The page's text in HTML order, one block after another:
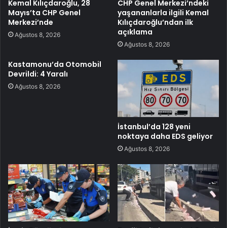
Kemal Kılıçdaroğlu, 28
Mayıs’ta CHP Genel
Merkezi’nde
Ağustos 8, 2026
CHP Genel Merkezi’ndeki
yaşananlarla ilgili Kemal
Kılıçdaroğlu’ndan ilk
açıklama
Ağustos 8, 2026
Kastamonu’da Otomobil
Devrildi: 4 Yaralı
Ağustos 8, 2026
İstanbul’da 128 yeni
noktaya daha EDS geliyor
Ağustos 8, 2026